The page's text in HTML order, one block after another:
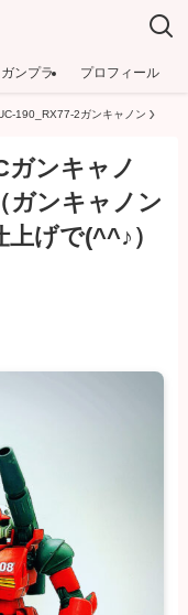
ガンプラ プロフィール
190_RX77-2ガンキャノン
ガンキャノ
ンキャノン
げで(^^♪）